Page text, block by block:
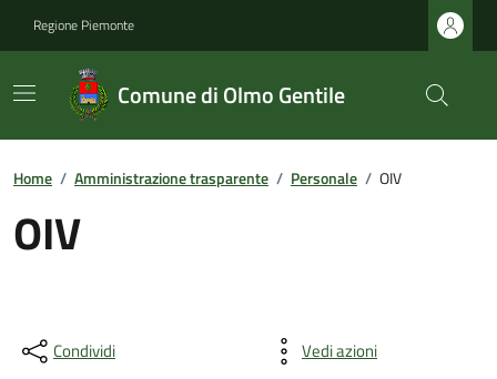
Regione Piemonte
Comune di Olmo Gentile
Home / Amministrazione trasparente / Personale / OIV
OIV
Condividi Vedi azioni